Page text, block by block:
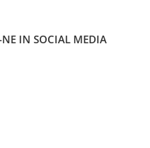
pentru copil
NE IN SOCIAL MEDIA